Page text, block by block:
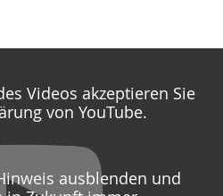
Videos akzeptieren Sie
von YouTube.
ausblenden und